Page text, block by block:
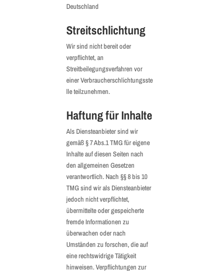
Deutschland
Streitschlichtung
Wir sind nicht bereit oder
verpflichtet, an
Streitbeilegungsverfahren vor
einer Verbraucherschlichtungsste
lle teilzunehmen.
Haftung für Inhalte
Als Diensteanbieter sind wir
gemäß § 7 Abs.1 TMG für eigene
Inhalte auf diesen Seiten nach
den allgemeinen Gesetzen
verantwortlich. Nach §§ 8 bis 10
TMG sind wir als Diensteanbieter
jedoch nicht verpflichtet,
übermittelte oder gespeicherte
fremde Informationen zu
überwachen oder nach
Umständen zu forschen, die auf
eine rechtswidrige Tätigkeit
hinweisen. Verpflichtungen zur